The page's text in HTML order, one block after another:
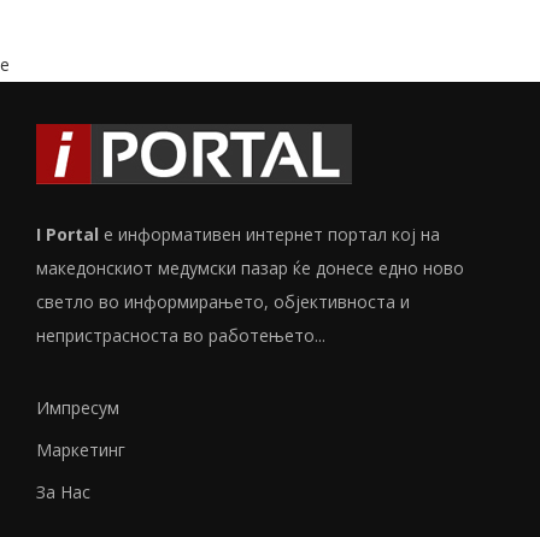
e
I Portal е информативен интернет портал кој на
македонскиот медумски пазар ќе донесе едно ново
светло во информирањето, објективноста и
непристрасноста во работењето...
Импресум
Маркетинг
За Нас